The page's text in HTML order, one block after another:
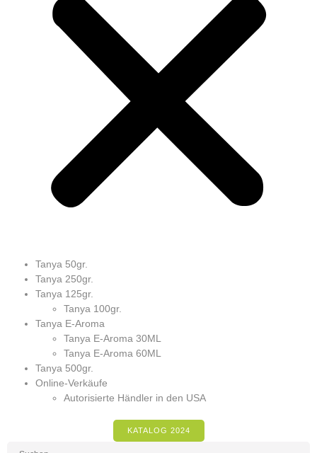
Tanya 50gr.
Tanya 250gr.
Tanya 125gr.
Tanya 100gr.
Tanya E-Aroma
Tanya E-Aroma 30ML
Tanya E-Aroma 60ML
Tanya 500gr.
Online-Verkäufe
Autorisierte Händler in den USA
KATALOG 2024